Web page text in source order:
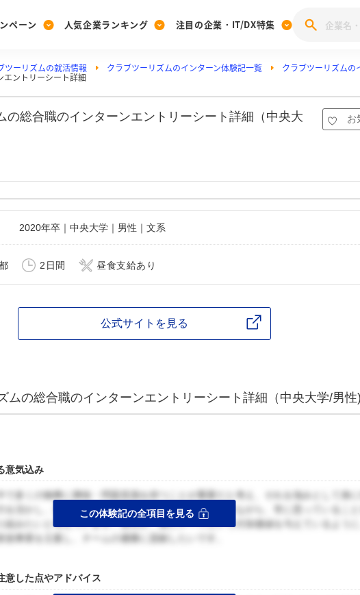
ペーン 人気企業ランキング
みんなのDX企業就職ブランド調査
票する
注目の企業・IT/DX特集
28卒 注目企業特集 27卒 注目企業特集
注目のIT・DX企業特集
で知ろう！業界・企業研究
ツーリズムの就活情報 クラブツーリズムのインターン体験記一覧 クラブツーリズムの
ントリーシート詳細
の総合職のインターンエントリーシート詳細（中央大
お
2020年卒｜中央大学｜男性｜文系
2日間 昼食支給あり
公式サイトを見る
ムの総合職のインターンエントリーシート詳細（中央大学/男性)
意気込み
で多くの物事に興味・問題意識を持つことが重要だと考え、それを強みとして身に
を活かし、貴社の強みである人の繋がりを念頭に置きながら、常に思っていること
組みたいと考えています。貴社が、旅にテーマという付加価値を与えているように
規事業を立案し、チームの優勝に貢献したいです。
この体験記の全項目を見る
意した点やアドバイス